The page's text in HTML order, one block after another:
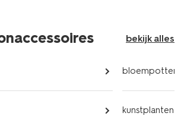
bekijk alles
bloempotten
kunstplanten